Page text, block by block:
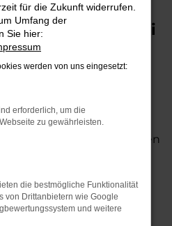
911
für Rotenburg bei
Wahl für alle in
und modernes
erstklassigen
Laufleistung und der
ist dieser Gebrauchtwagen
zum Neuwagen,
verzichten zu
oder für längere
durch Fahrkomfort,
für die Zukunft widerrufen.
Umfang der
Sie hier:
werden von uns eingesetzt:
erforderlich, um die
zu gewährleisten.
die bestmögliche Funktionalität
von Drittanbietern wie Google
und weitere